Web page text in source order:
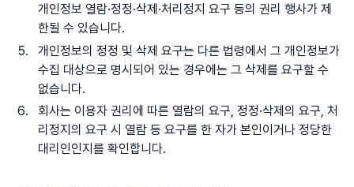
개인정보 열람·정정·삭제·처리정지 요구 등의 권리 행사가 제
한될 수 있습니다.
개인정보의 정정 및 삭제 요구는 다른 법령에서 그 개인정보가
수집 대상으로 명시되어 있는 경우에는 그 삭제를 요구할 수
없습니다.
회사는 이용자 권리에 따른 열람의 요구, 정정·삭제의 요구, 처
리정지의 요구 시 열람 등 요구를 한 자가 본인이거나 정당한
대리인인지를 확인합니다.